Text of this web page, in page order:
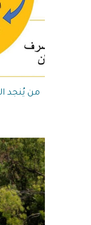
من يُنجد